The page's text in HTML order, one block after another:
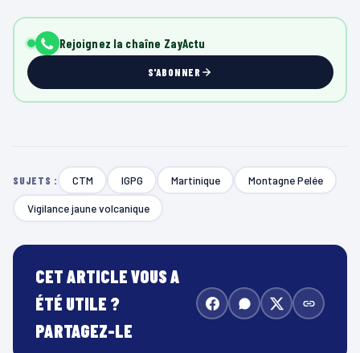
Rejoignez la chaîne ZayActu
S'ABONNER
SUJETS : CTM IGPG Martinique Montagne Pelée
Vigilance jaune volcanique
CET ARTICLE VOUS A
ÉTÉ UTILE ?
PARTAGEZ-LE